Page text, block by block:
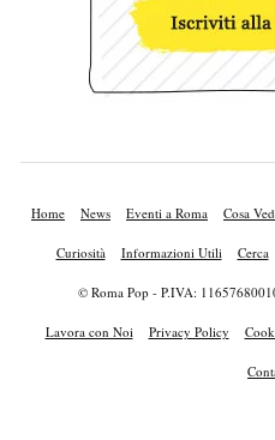
Home News Eventi a Roma Cosa
Curiosità Informazioni Utili Cerca
© Roma Pop - P.IVA:
Lavora con Noi Privacy Policy